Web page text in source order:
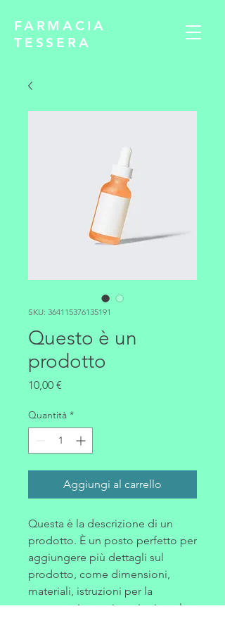
FARMACIA
TESSERA
SKU: 364115376135191
Questo è un
prodotto
10,00 €
Quantità *
Aggiungi al carrello
Questa è la descrizione di un
prodotto. È un posto perfetto per
aggiungere più dettagli sul
prodotto, come dimensioni,
materiali, istruzioni per la
manutenzione e istruzioni per la